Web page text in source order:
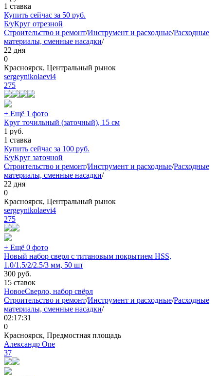
1 ставка
Купить сейчас за 50 руб.
Б/уКруг отрезной
Строительство и ремонт/Инструмент и расходные/Расходные
материалы, сменные насадки/
22 дня
0
Красноярск, Центральный рынок
sergeynikolaevi4
275
+ Ещё 1 фото
Круг точильный (заточный), 15 см
1 руб.
1 ставка
Купить сейчас за 100 руб.
Б/уКруг заточной
Строительство и ремонт/Инструмент и расходные/Расходные
материалы, сменные насадки/
22 дня
0
Красноярск, Центральный рынок
sergeynikolaevi4
275
+ Ещё 0 фото
Новый набор сверл с титановым покрытием HSS,
1.0/1.5/2/2.5/3 мм, 50 шт
300 руб.
15 ставок
НовоеСверло, набор свёрл
Строительство и ремонт/Инструмент и расходные/Расходные
материалы, сменные насадки/
02:17:31
0
Красноярск, Предмостная площадь
Александр One
37